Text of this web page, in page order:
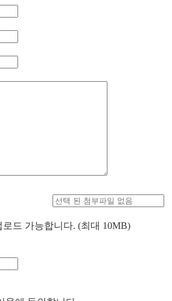
드 가능합니다. (최대 10MB)